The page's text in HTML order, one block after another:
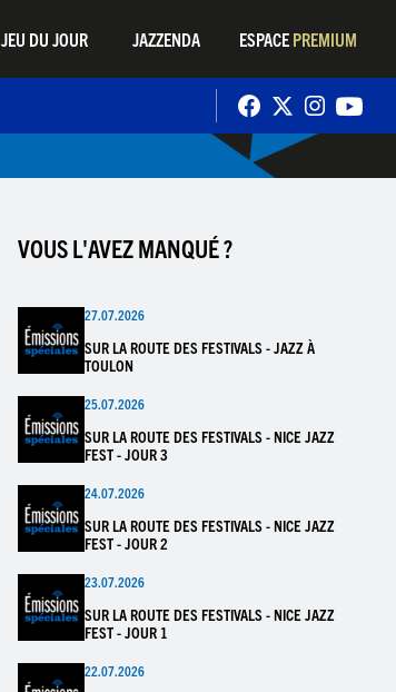
JEU DU JOUR JAZZENDA ESPACE PREMIUM
VOUS L'AVEZ MANQUÉ ?
27.07.2026
SUR LA ROUTE DES FESTIVALS - JAZZ À
TOULON
25.07.2026
SUR LA ROUTE DES FESTIVALS - NICE JAZZ
FEST - JOUR 3
24.07.2026
SUR LA ROUTE DES FESTIVALS - NICE JAZZ
FEST - JOUR 2
23.07.2026
SUR LA ROUTE DES FESTIVALS - NICE JAZZ
FEST - JOUR 1
22.07.2026